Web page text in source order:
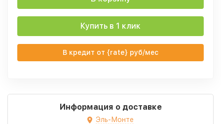
Купить в 1 клик
В кредит от {rate} руб/мес
Информация о доставке
Эль-Монте